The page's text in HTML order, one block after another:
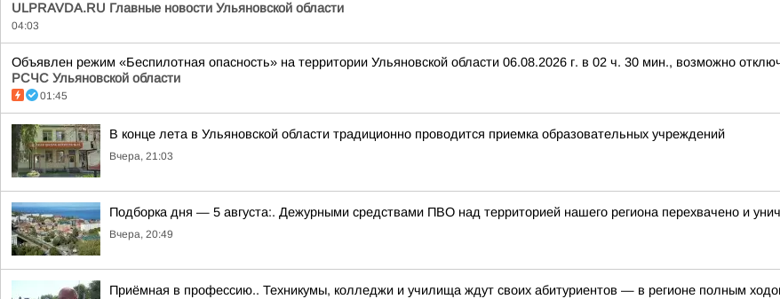
ULPRAVDA.RU Главные новости Ульяновской области
04:03
Объявлен режим «Беспилотная опасность» на территории Ульяновской области 06.08.2026 г. в 02 ч. 30 мин., возможно
РСЧС Ульяновской области
01:45
В конце лета в Ульяновской области традиционно проводится приемка образовательных учреждений
Вчера, 21:03
Подборка дня — 5 августа:. Дежурными средствами ПВО над территорией нашего региона перехвачено и
Вчера, 20:49
Приёмная в профессию.. Техникумы, колледжи и училища ждут своих абитуриентов — в регионе полным